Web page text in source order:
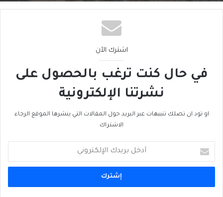
اشترك الآن
في حال كنت ترغب بالحصول على
نشرتنا الإلكترونية
او تود ان تصلك تنبيهات عبر البريد حول المقالات التي ينشرها الموقع الرجاء
الاشتراك
بريدك
الإلكتروني